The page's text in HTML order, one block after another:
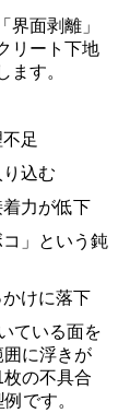
界面剥離」
リート下地
ます。
足
込む
力が低下
」という鈍
けに落下
ている面を
に浮きが
の不具合
です。